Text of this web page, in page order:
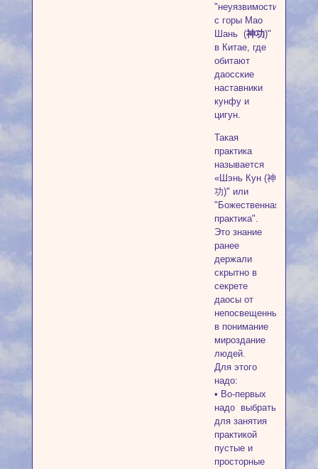
"неуязвимости
с горы Мао
Шань (神功)"
в Китае, где
обитают
даосские
наставники
кунфу и
цигун.
Такая
практика
называется
«Шэнь Кун (神
功)" или
"Божественная
практика".
Это знание
ранее
держали
скрытно в
секрете
даосы от
непосвещенных
в понимание
мироздание
людей.
Для этого
надо:
• Во-первых
надо выбрать
для занятия
практикой
пустые и
просторные